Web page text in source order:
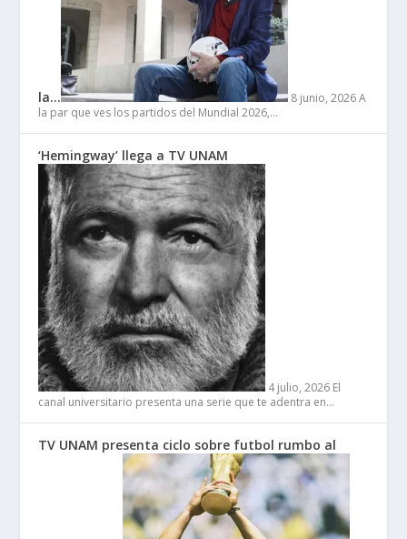
la… 8 junio, 2026 A
la par que ves los partidos del Mundial 2026,…
‘Hemingway’ llega a TV UNAM
4 julio, 2026 El
canal universitario presenta una serie que te adentra en…
TV UNAM presenta ciclo sobre futbol rumbo al